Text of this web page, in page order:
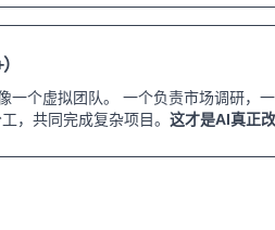
一个虚拟团队。 一个负责市场调研，
，共同完成复杂项目。 这才是AI真正